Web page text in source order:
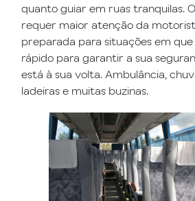
quanto guiar em ruas tranquilas.
requer maior atenção da
preparada para situações em
rápido para garantir a sua
está à sua volta. Ambulância,
ladeiras e muitas buzinas.